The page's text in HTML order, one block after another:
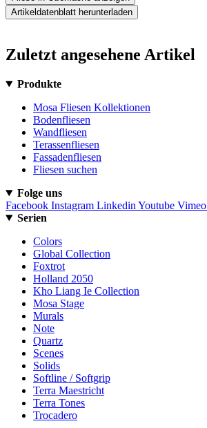
Artikeldatenblatt herunterladen
Zuletzt angesehene Artikel
Produkte
Mosa Fliesen Kollektionen
Bodenfliesen
Wandfliesen
Terassenfliesen
Fassadenfliesen
Fliesen suchen
Folge uns
Facebook Instagram Linkedin Youtube Vimeo
Serien
Colors
Global Collection
Foxtrot
Holland 2050
Kho Liang Ie Collection
Mosa Stage
Murals
Note
Quartz
Scenes
Solids
Softline / Softgrip
Terra Maestricht
Terra Tones
Trocadero